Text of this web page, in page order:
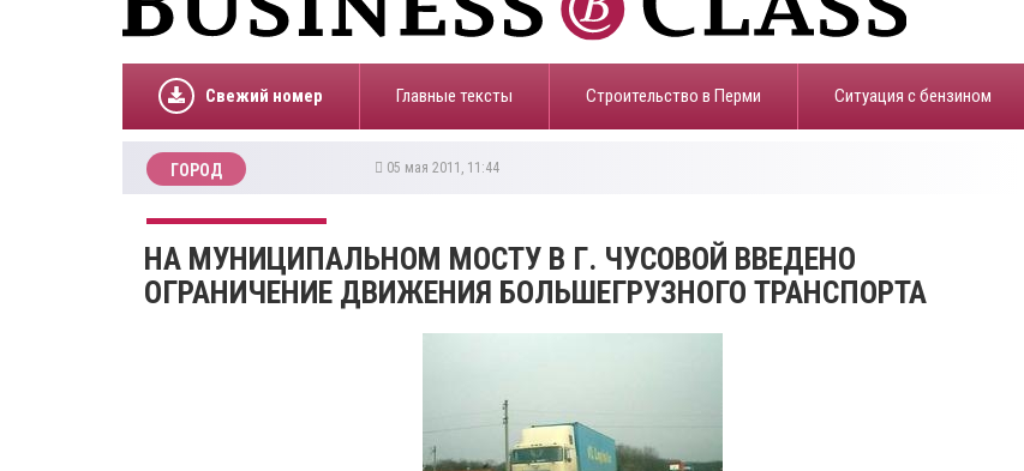
Свежий номер Главные тексты Строительство в Перми ​Ситуация с бензином
ГОРОД 05 мая 2011, 11:44
НА МУНИЦИПАЛЬНОМ МОСТУ В Г. ЧУСОВОЙ ВВЕДЕНО
ОГРАНИЧЕНИЕ ДВИЖЕНИЯ БОЛЬШЕГРУЗНОГО ТРАНСПОРТА